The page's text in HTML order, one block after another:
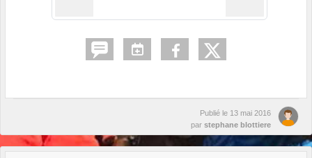
Publié le 13 mai 2016
par stephane blottiere